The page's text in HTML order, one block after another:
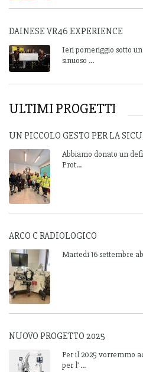
DAINESE VR46 EXPERIENCE
Ieri pomeriggio sotto
sinuoso ...
ULTIMI PROGETTI
UN PICCOLO GESTO PER LA
Abbiamo donato un
Prot...
ARCO C RADIOLOGICO
Martedì 16 settembre
NUOVO PROGETTO 2025
Per il 2025 vorremmo
per l’ ...